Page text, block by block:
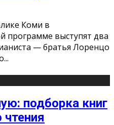
Коми в
программе выступят два
— братья Лоренцо
...
подборка книг
чтения